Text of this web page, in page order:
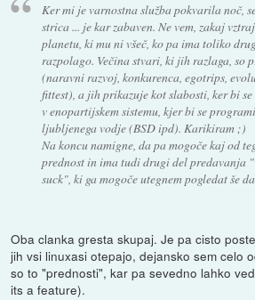
Ker mi je varnostna služba pokvarila noč,
strica ... je kar zabaven. Ne vem, zakaj
planetu, ki mu ni všeč, ko pa ima toliko
razpolago. Večina stvari, ki jih razlaga, so
(naravni razvoj, konkurenca, egotrips,
fittest), a jih prikazuje kot slabosti, ker bi
v enopartijskem sistemu, kjer bi se
ljubljenega vodje (BSD ipd). Karikiram ;)
Na koncu namigne, da pa mogoče kaj od
prednost in ima tudi drugi del predavanja
suck", ki ga mogoče utegnem pogledat še
Oba clanka gresta skupaj. Je pa cisto
jih vsi linuxasi otepajo, dejansko sem celo
so to "prednosti", kar pa sevedno lahko
its a feature).